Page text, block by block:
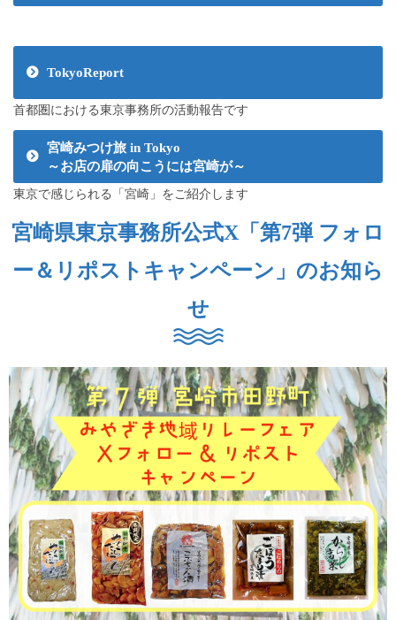
TokyoReport
首都圏における東京事務所の活動報告です
宮崎みつけ旅 in Tokyo
～お店の扉の向こうには宮崎が～
東京で感じられる「宮崎」をご紹介します
宮崎県東京事務所公式X「第7弾 フォロ
ー＆リポストキャンペーン」のお知ら
せ